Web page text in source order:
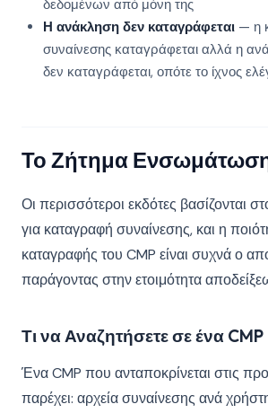
δεδομένων από μόνη της
Η ανάκληση δεν καταγράφεται — η
συναίνεσης καταγράφεται αλλά η
δεν καταγράφεται, οπότε το ίχνος
Το Ζήτημα
Οι περισσότεροι εκδότες βασίζονται
για καταγραφή συναίνεσης, και η
καταγραφής του CMP είναι συχνά ο
παράγοντας στην ετοιμότητα
Τι να Αναζητήσετε σε ένα CMP
Ένα CMP που ανταποκρίνεται στις
παρέχει: αρχεία συναίνεσης ανά